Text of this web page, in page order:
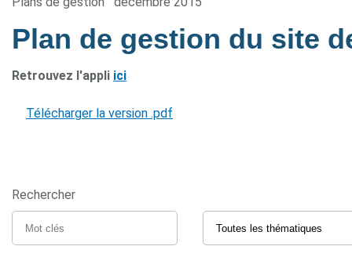
Plan de gestion du site
Retrouvez l'appli ici
Télécharger la version .pdf
Rechercher